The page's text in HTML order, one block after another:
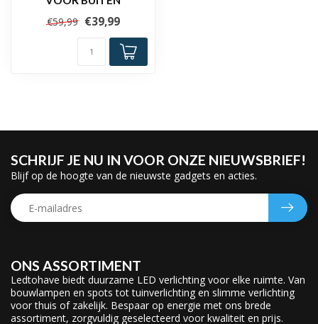
€59,99 €39,99
ONS ASSORTIMENT
Ledtohave biedt duurzame LED verlichting voor elke ruimte. Van
bouwlampen en spots tot tuinverlichting en slimme verlichting
voor thuis of zakelijk. Bespaar op energie met ons brede
assortiment, zorgvuldig geselecteerd voor kwaliteit en prijs.
SCHRIJF JE NU IN VOOR ONZE NIEUWSBRIEF!
Blijf op de hoogte van de nieuwste gadgets en acties.